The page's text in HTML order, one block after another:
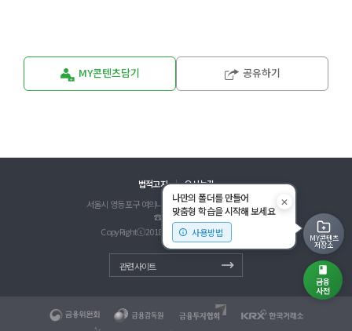
MY콘텐츠담기 공유하기
법적고지
오시는길
서울시 영등포구 여의나루로 67-8 금융투자교육원 13층
☎
[안내전화]
CopyRightⓒ2018 KCIE. All Rights Reserved.
관련사이트
나만의 폴더를 만들어
맞춤형 학습을 시작해 보세요
사용방법
✕
MY콘텐츠
저장소
금융
사전